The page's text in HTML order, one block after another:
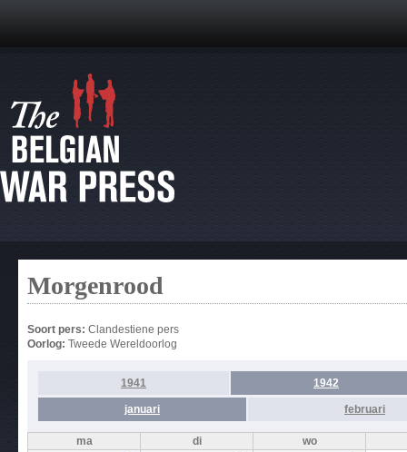
Morgenrood
Soort pers: Clandestiene pers
Oorlog: Tweede Wereldoorlog
1941 1942
januari februari
ma di
wo